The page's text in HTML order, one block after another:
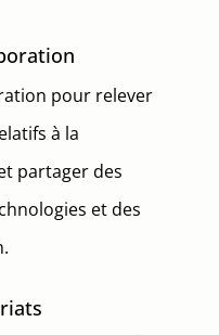
pour relever
à la
partager des
et des